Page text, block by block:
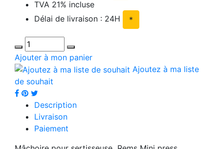
TVA 21% incluse
Délai de livraison : 24H
*
Ajouter à mon panier
Ajoutez à ma liste
de souhait
Description
Livraison
Paiement